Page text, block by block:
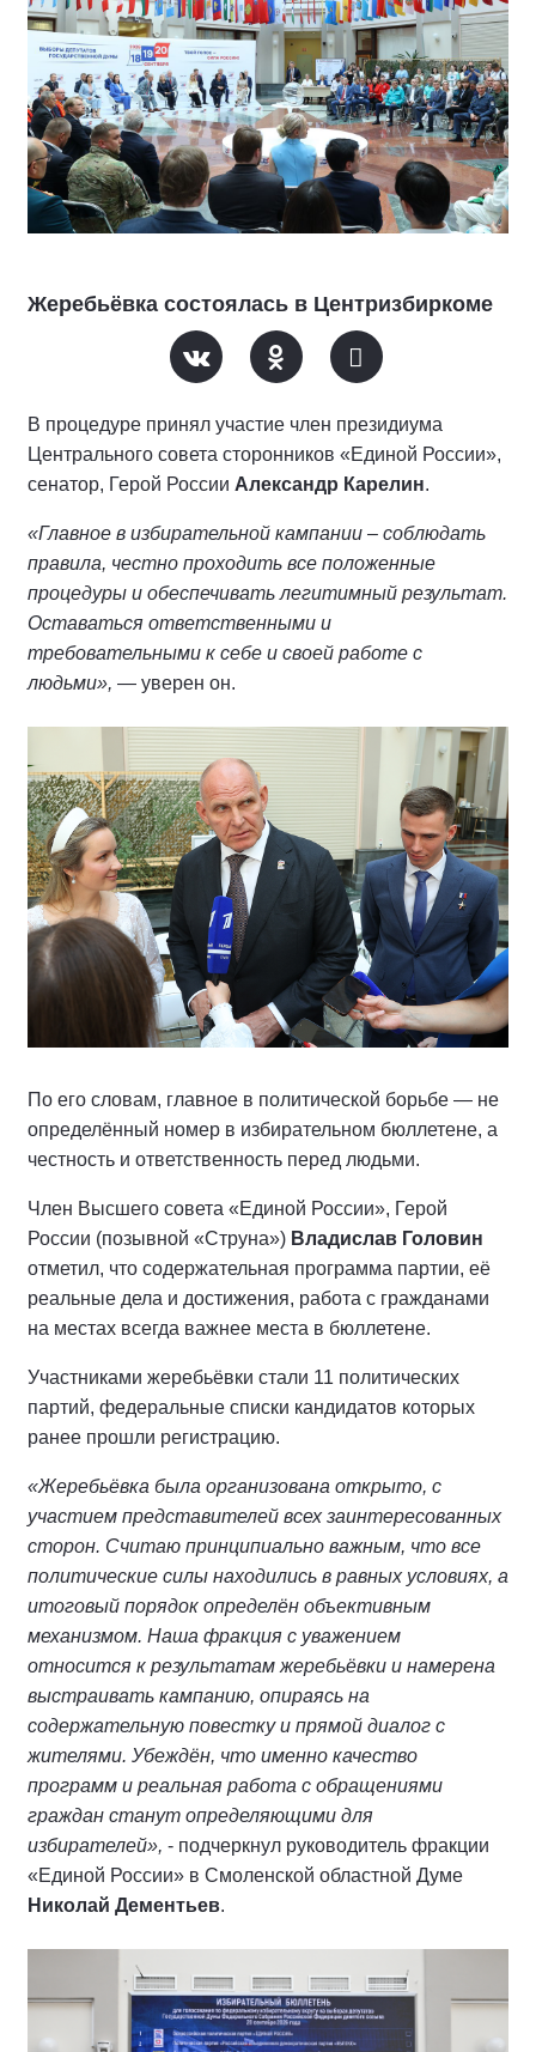
Жеребьёвка состоялась в Центризбиркоме
В процедуре принял участие член президиума
Центрального совета сторонников «Единой России»,
сенатор, Герой России Александр Карелин.
«Главное в избирательной кампании – соблюдать
правила, честно проходить все положенные
процедуры и обеспечивать легитимный результат.
Оставаться ответственными и
требовательными к себе и своей работе с
людьми», — уверен он.
По его словам, главное в политической борьбе — не
определённый номер в избирательном бюллетене, а
честность и ответственность перед людьми.
Член Высшего совета «Единой России», Герой
России (позывной «Струна») Владислав Головин
отметил, что содержательная программа партии, её
реальные дела и достижения, работа с гражданами
на местах всегда важнее места в бюллетене.
Участниками жеребьёвки стали 11 политических
партий, федеральные списки кандидатов которых
ранее прошли регистрацию.
«Жеребьёвка была организована открыто, с
участием представителей всех заинтересованных
сторон. Считаю принципиально важным, что все
политические силы находились в равных условиях, а
итоговый порядок определён объективным
механизмом. Наша фракция с уважением
относится к результатам жеребьёвки и намерена
выстраивать кампанию, опираясь на
содержательную повестку и прямой диалог с
жителями. Убеждён, что именно качество
программ и реальная работа с обращениями
граждан станут определяющими для
избирателей», - подчеркнул руководитель фракции
«Единой России» в Смоленской областной Думе
Николай Дементьев.